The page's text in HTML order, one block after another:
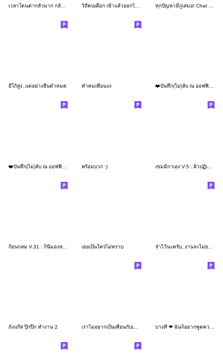
อีโก้สูง..แต่อย่างอื่นต่ำหมด คำคมเพื่อนงง ❤️บันทึก(ไม่)ลับ ณ ออฟฟิศแห่งหนึ่ง❤️09
พร้อมบวก :) เขมมิกาเอง V.5 : ผิวปฏิเสธครีม..
เธอเป็นใครไม่ทราบ
ถังแก๊ส ปุ๊กปิ๊ก ทำงาน 2 เราไม่อยากเป็นเพื่อนกับเธอแล้ว..เราอายคน บางที ❤ ฉันก็อยากพูดความในใจให้เธอฟัง V2